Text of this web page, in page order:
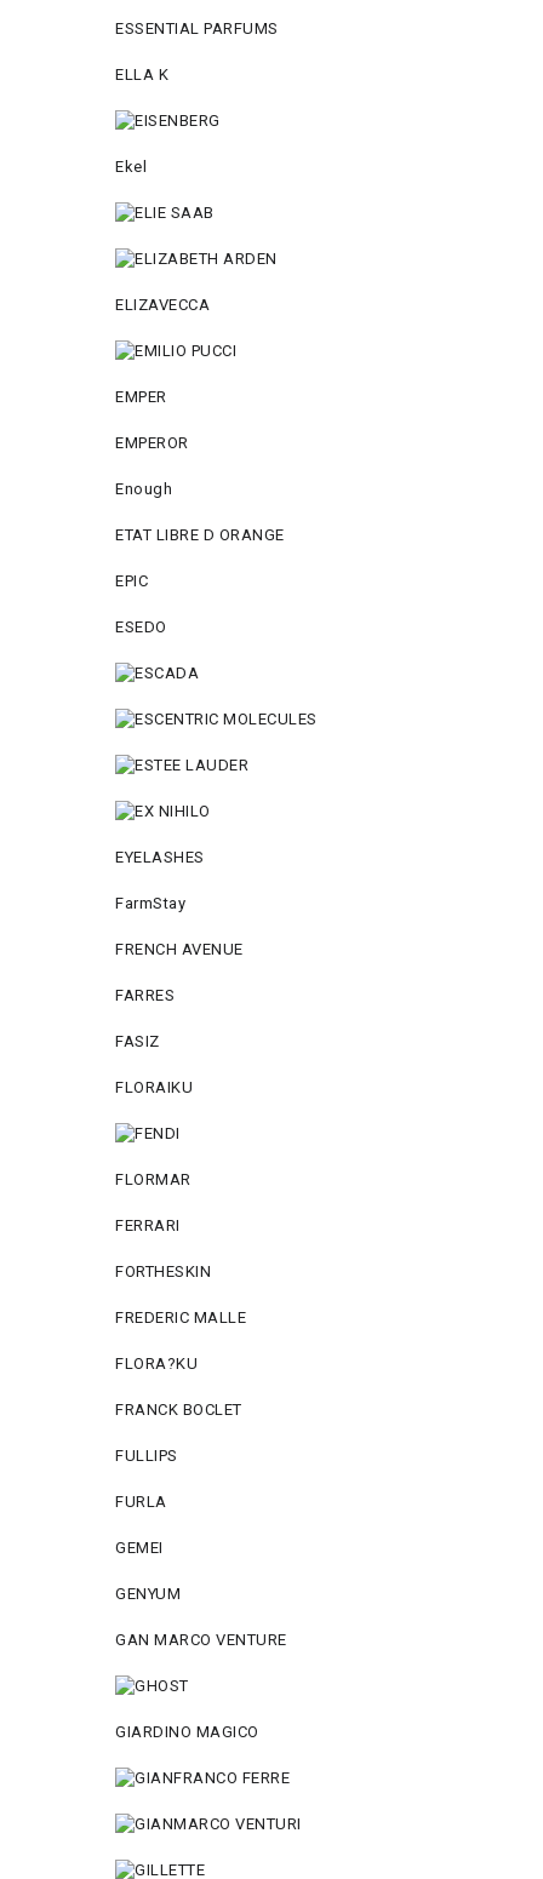
ESSENTIAL PARFUMS
ELLA K
Ekel
ELIZAVECCA
EMPER
EMPEROR
Enough
ETAT LIBRE D ORANGE
EPIC
ESEDO
EYELASHES
FarmStay
FRENCH AVENUE
FARRES
FASIZ
FLORAIKU
FLORMAR
FERRARI
FORTHESKIN
FREDERIC MALLE
FLORA?KU
FRANCK BOCLET
FULLIPS
FURLA
GEMEI
GENYUM
GAN MARCO VENTURE
GIARDINO MAGICO